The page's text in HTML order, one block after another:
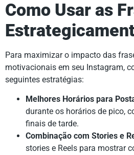
Como Usar as
Para maximizar o impacto das
motivacionais em seu Instagram,
seguintes estratégias:
Melhores Horários para
durante os horários de pico,
finais de tarde.
Combinação com Stories e
stories e Reels para mostrar